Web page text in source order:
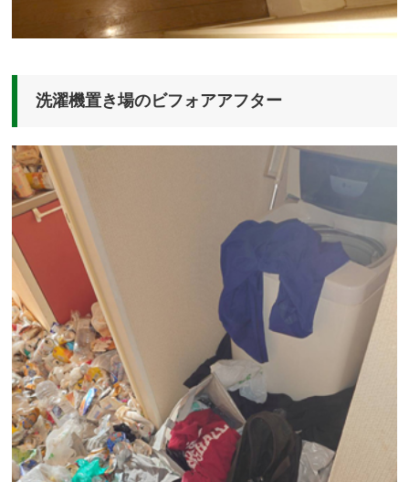
洗濯機置き場のビフォアアフター